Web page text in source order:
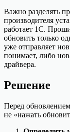
Важно разделять
производителя
работает 1С.
обновить только
уже отправляет
понимает, либо
драйвера.
Решение
Перед
не «нажать